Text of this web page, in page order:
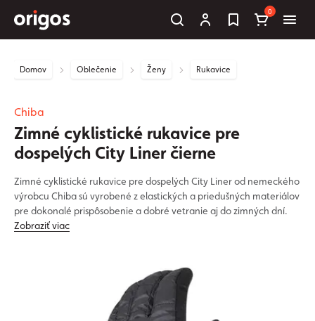
0
Domov Oblečenie Ženy Rukavice
Chiba
Zimné cyklistické rukavice pre
dospelých City Liner čierne
Zimné cyklistické rukavice pre dospelých City Liner od nemeckého
výrobcu Chiba sú vyrobené z elastických a priedušných materiálov
pre dokonalé prispôsobenie a dobré vetranie aj do zimných dní.
Zobraziť viac